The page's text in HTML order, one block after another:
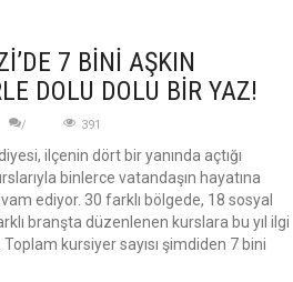
7 BİNİ AŞKIN
DOLU DOLU BİR YAZ!
391
ilçenin dört bir yanında açtığı
binlerce vatandaşın hayatına
ediyor. 30 farklı bölgede, 18 sosyal
branşta düzenlenen kurslara bu yıl ilgi
kursiyer sayısı şimdiden 7 bini